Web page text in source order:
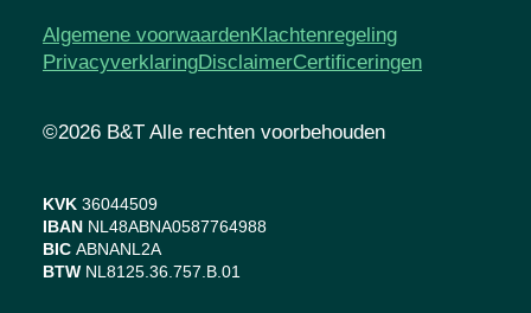
Algemene voorwaardenKlachtenregeling
PrivacyverklaringDisclaimerCertificeringen
©2026 B&T Alle rechten voorbehouden
KVK 36044509
IBAN NL48ABNA0587764988
BIC ABNANL2A
BTW NL8125.36.757.B.01